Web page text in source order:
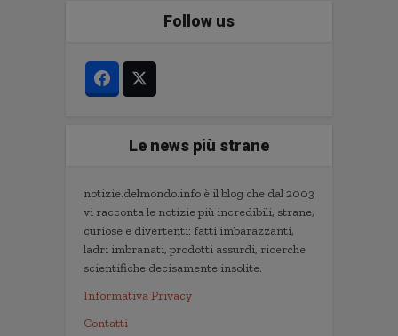
Follow us
Le news più strane
notizie.delmondo.info è il blog che dal 2003
vi racconta le notizie più incredibili, strane,
curiose e divertenti: fatti imbarazzanti,
ladri imbranati, prodotti assurdi, ricerche
scientifiche decisamente insolite.
Informativa Privacy
Contatti